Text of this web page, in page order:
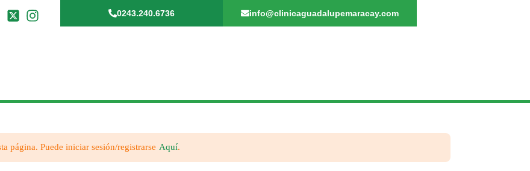
0243.240.6736 info@clinicaguadalupemaracay.com
página. Puede iniciar sesión/registrarse Aquí.